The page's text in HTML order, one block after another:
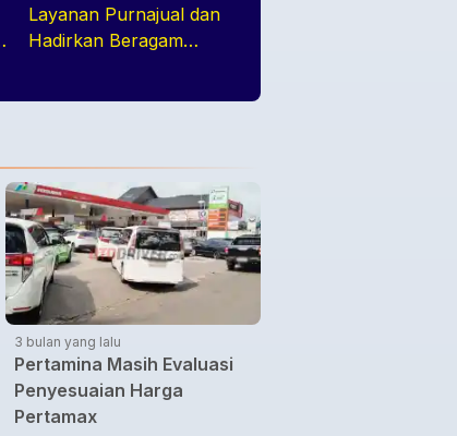
Layanan Purnajual dan
Hadirkan Beragam
3 bulan yang lalu
Pertamina Masih Evaluasi
Penyesuaian Harga
Pertamax